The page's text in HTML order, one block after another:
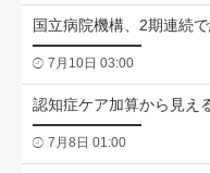
国立病院機構、2期連続
7月10日 03:00
認知症ケア加算から見え
7月8日 01:00